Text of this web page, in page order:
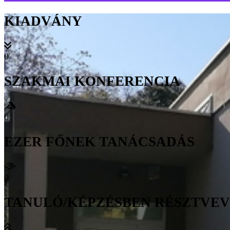
KIADVÁNY
0
SZAKMAI KONFERENCIA
0
EZER FŐNEK TANÁCSADÁS
0
TANULÓ/KÉPZÉSBEN